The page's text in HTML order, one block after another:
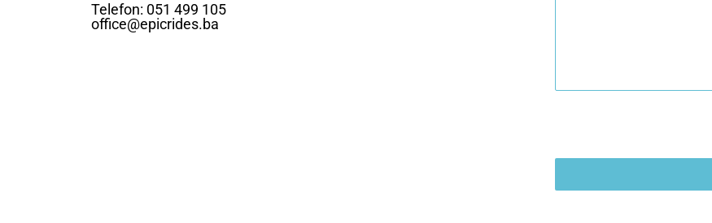
Telefon: 051 499 105
office@epicrides.ba